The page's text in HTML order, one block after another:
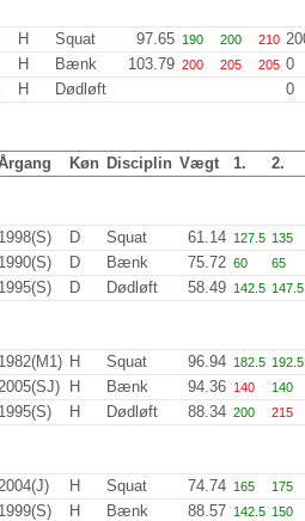
H Squat 97.65 190 200 210
H Bænk 103.79 200 205 205 0
H Dødløft 0
Køn Disciplin Vægt 1. 2.
1998(S) D Squat 61.14 127.5 135
1990(S) D Bænk 75.72 60 65
1995(S) D Dødløft 58.49 142.5 147.5
1982(M1) H Squat 96.94 182.5 192.5
H Bænk 94.36 140 140
1995(S) H Dødløft 88.34 200 215
H Squat 74.74 165 175
1999(S) H Bænk 88.57 142.5 150